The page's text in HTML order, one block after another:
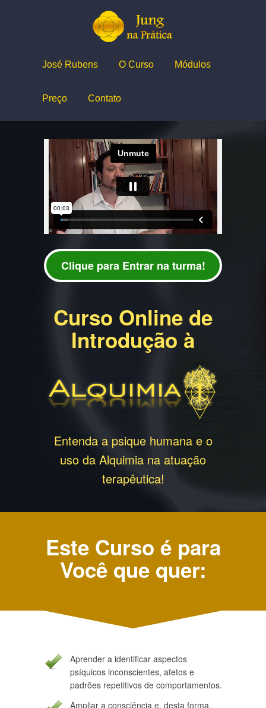
José Rubens O Curso Módulos
Preço Contato
Clique para Entrar na turma!
Curso Online de
Introdução à
Entenda a psique humana e o
uso da Alquimia na atuação
terapêutica!
Este Curso é para
Você que quer:
Aprender a identificar aspectos
psíquicos inconscientes, afetos e
padrões repetitivos de comportamentos.
Ampliar a consciência e, desta forma,